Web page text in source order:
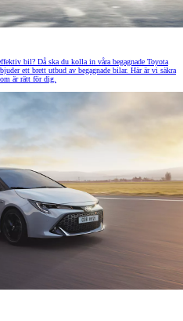
bil? Då ska du kolla in våra begagnade Toyota
ett brett utbud av begagnade bilar. Här är vi säkra
är rätt för dig.